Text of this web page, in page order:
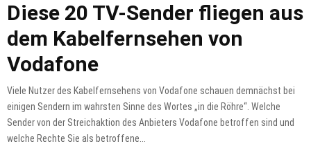
Diese 20 TV-Sender fliegen aus
dem Kabelfernsehen von
Vodafone
Viele Nutzer des Kabelfernsehens von Vodafone schauen demnächst bei
einigen Sendern im wahrsten Sinne des Wortes „in die Röhre“. Welche
Sender von der Streichaktion des Anbieters Vodafone betroffen sind und
welche Rechte Sie als betroffene...